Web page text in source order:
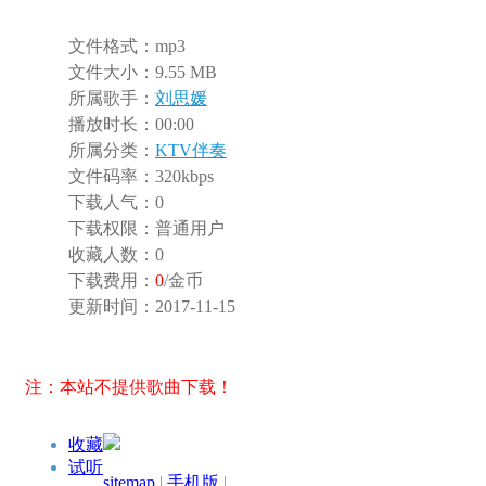
文件格式： mp3
文件大小： 9.55 MB
所属歌手： 刘思媛
播放时长： 00:00
所属分类： KTV伴奏
文件码率： 320kbps
下载人气： 0
下载权限： 普通用户
收藏人数： 0
下载费用： 0/金币
更新时间： 2017-11-15
注：本站不提供歌曲下载！
收藏
试听
sitemap | 手机版 |